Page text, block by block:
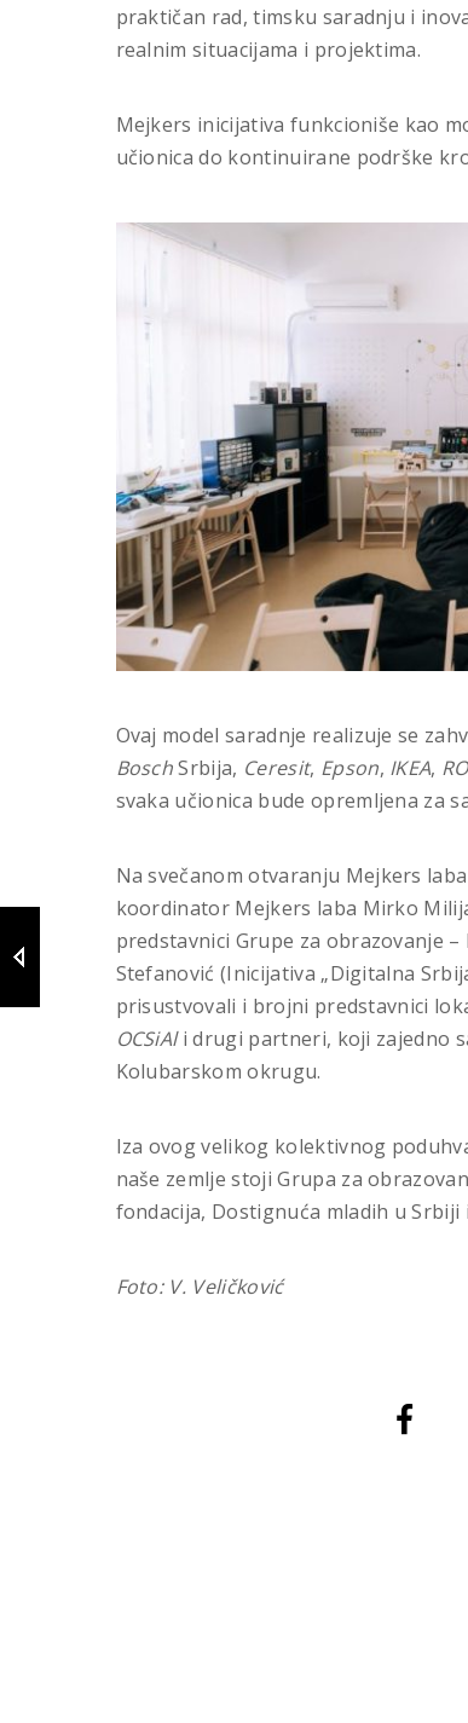
praktičan rad, timsku saradnju i
realnim situacijama i projektima.
Mejkers inicijativa funkcioniše kao
učionica do kontinuirane podrške
Ovaj model saradnje realizuje se
BoschSrbija, Ceresit, Epson, IKEA,
svaka učionica bude opremljena za
Na svečanom otvaranju Mejkers
koordinator Mejkers laba Mirko
predstavnici Grupe za obrazovanje
Stefanović (Inicijativa „Digitalna
prisustvovali i brojni predstavnici
OCSiAli drugi partneri, koji zajedno
Kolubarskom okrugu.
Iza ovog velikog kolektivnog
naše zemlje stoji Grupa za
fondacija, Dostignuća mladih u Srbiji
Foto: V. Veličković